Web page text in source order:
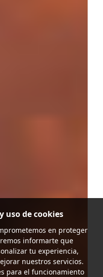
uso de cookies
en proteger
informarte que
tu experiencia,
nuestros servicios.
para el funcionamiento